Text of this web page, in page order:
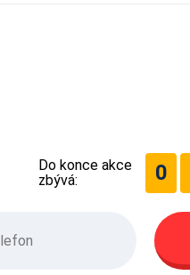
Do konce akce
zbývá:
0